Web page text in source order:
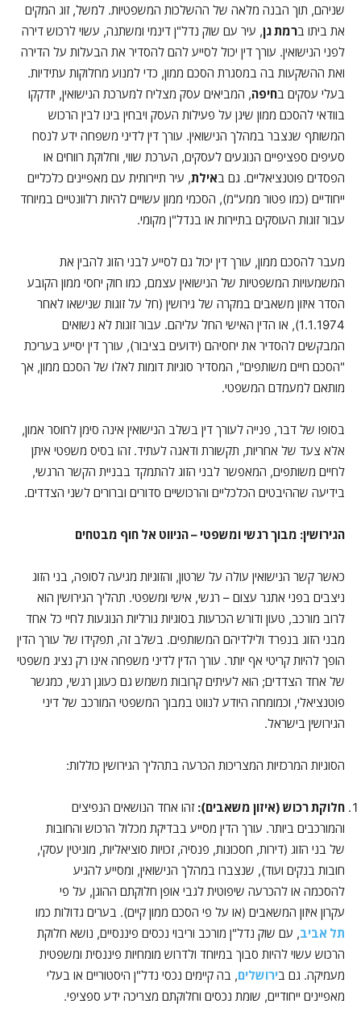
שניהם, תוך הבנה מלאה של ההשלכות המשפטיות. למשל, זוג המקים
את ביתו ברמת גן, עיר עם שוק נדל"ן דינמי ומשתנה, עשוי לרכוש דירה
לפני הנישואין. עורך דין יכול לסייע להם להסדיר את הבעלות על הדירה
ואת ההשקעות בה במסגרת הסכם ממון, כדי למנוע מחלוקות עתידיות.
בעלי עסקים בחיפה, המביאים עסק מצליח למערכת הנישואין, יזדקקו
בוודאי להסכם ממון שיגן על פעילות העסק ויבחין בינו לבין הרכוש
המשותף שנצבר במהלך הנישואין. עורך דין לדיני משפחה ידע לנסח
סעיפים ספציפיים הנוגעים לעסקים, הערכת שווי, וחלוקת רווחים או
הפסדים פוטנציאליים. גם באילת, עיר תיירותית עם מאפיינים כלכליים
ייחודיים (כמו פטור ממע"מ), הסכמי ממון עשויים להיות רלוונטיים במיוחד
עבור זוגות העוסקים בתיירות או בנדל"ן מקומי.
מעבר להסכם ממון, עורך דין יכול גם לסייע לבני הזוג להבין את
המשמעויות המשפטיות של הנישואין עצמם, כמו חוק יחסי ממון הקובע
הסדר איזון משאבים במקרה של גירושין (חל על זוגות שנישאו לאחר
1.1.1974), או הדין האישי החל עליהם. עבור זוגות לא נשואים
המבקשים להסדיר את יחסיהם (ידועים בציבור), עורך דין יסייע בעריכת
"הסכם חיים משותפים", המסדיר סוגיות דומות לאלו של הסכם ממון, אך
מותאם למעמדם המשפטי.
בסופו של דבר, פנייה לעורך דין בשלב הנישואין אינה סימן לחוסר אמון,
אלא צעד של אחריות, תקשורת ודאגה לעתיד. זהו בסיס משפטי איתן
לחיים משותפים, המאפשר לבני הזוג להתמקד בבניית הקשר הרגשי,
בידיעה שההיבטים הכלכליים והרכושיים סדורים וברורים לשני הצדדים.
הגירושין: מבוך רגשי ומשפטי – הניווט אל חוף מבטחים
כאשר קשר הנישואין עולה על שרטון, והזוגיות מגיעה לסופה, בני הזוג
ניצבים בפני אתגר עצום – רגשי, אישי ומשפטי. תהליך הגירושין הוא
לרוב מורכב, טעון ודורש הכרעות בסוגיות גורליות הנוגעות לחיי כל אחד
מבני הזוג בנפרד ולילדיהם המשותפים. בשלב זה, תפקידו של עורך הדין
הופך להיות קריטי אף יותר. עורך הדין לדיני משפחה אינו רק נציג משפטי
של אחד הצדדים; הוא לעיתים קרובות משמש גם כעוגן רגשי, כמגשר
פוטנציאלי, וכמומחה היודע לנווט במבוך המשפטי המורכב של דיני
הגירושין בישראל.
הסוגיות המרכזיות המצריכות הכרעה בתהליך הגירושין כוללות:
חלוקת רכוש (איזון משאבים): זהו אחד הנושאים הנפיצים
והמורכבים ביותר. עורך הדין מסייע בבדיקת מכלול הרכוש והחובות
של בני הזוג (דירות, חסכונות, פנסיה, זכויות סוציאליות, מוניטין עסקי,
חובות בנקים ועוד), שנצברו במהלך הנישואין, ומסייע להגיע
להסכמה או להכרעה שיפוטית לגבי אופן חלוקתם ההוגן, על פי
עקרון איזון המשאבים (או על פי הסכם ממון קיים). בערים גדולות כמו
תל אביב, עם שוק נדל"ן מורכב וריבוי נכסים פיננסיים, נושא חלוקת
הרכוש עשוי להיות סבוך במיוחד ולדרוש מומחיות פיננסית ומשפטית
מעמיקה. גם בירושלים, בה קיימים נכסי נדל"ן היסטוריים או בעלי
מאפיינים ייחודיים, שומת נכסים וחלוקתם מצריכה ידע ספציפי.